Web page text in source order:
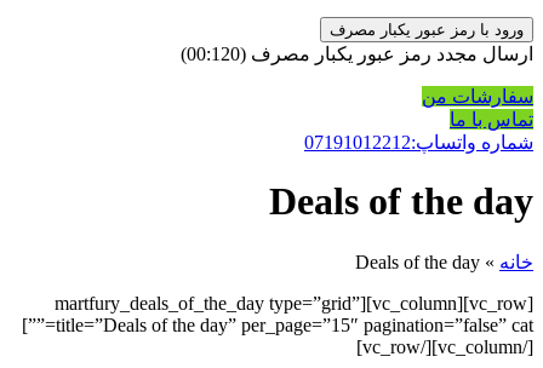
ورود با رمز عبور یکبار مصرف
ارسال مجدد رمز عبور یکبار مصرف (00:
120
)
سفارشات من
تماس با ما
شماره واتساپ:07191012212
Deals of the day
خانه »
Deals of the day
[vc_row][vc_column][martfury_deals_of_the_day type=”grid”
title=”Deals of the day” per_page=”15″ pagination=”false” cat=””]
[/vc_column][/vc_row]